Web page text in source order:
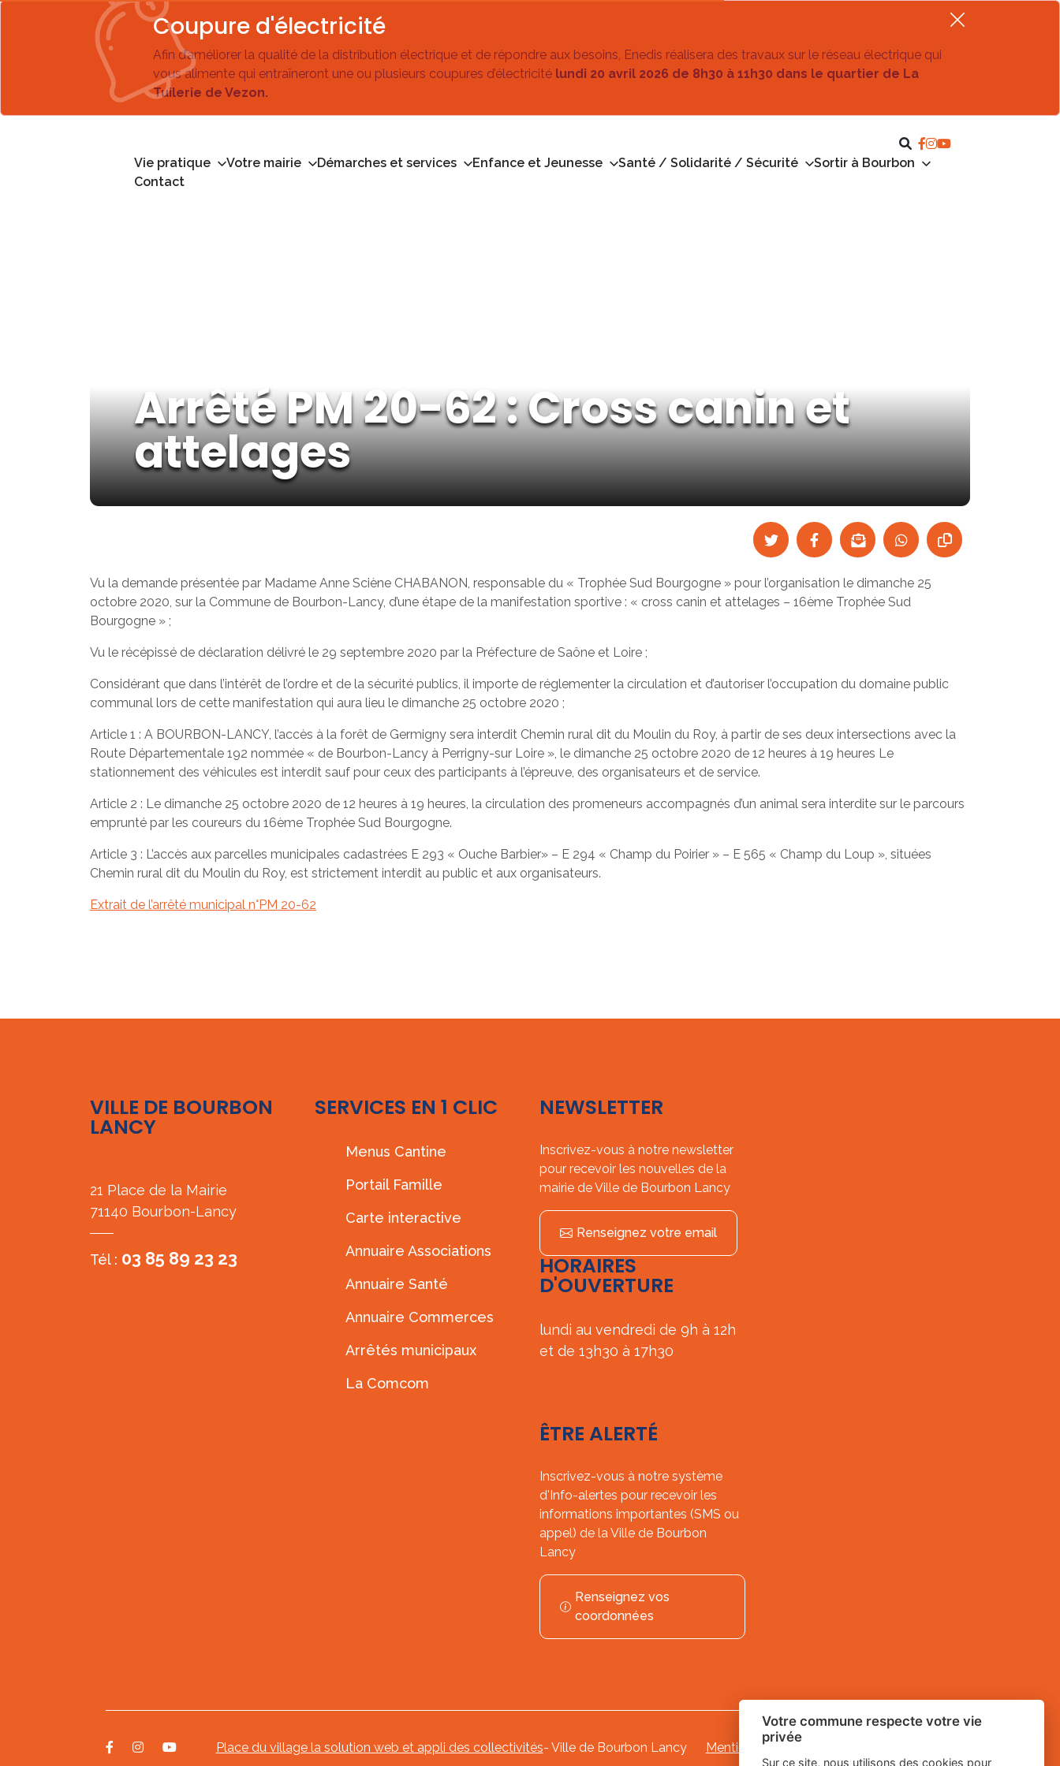
Coupure d'électricité
Afin d’améliorer la qualité de la distribution électrique et de répondre aux besoins, Enedis réalisera des travaux sur le réseau électrique qui
vous alimente qui entraîneront une ou plusieurs coupures d’électricité lundi 20 avril 2026 de 8h30 à 11h30 dans le quartier de La
Tuilerie de Vezon.
Vie pratique Votre mairie Démarches et services Enfance et Jeunesse Santé / Solidarité / Sécurité
Sortir à Bourbon
Contact
Arrêté PM 20-62 : Cross canin et
attelages
Vu la demande présentée par Madame Anne Sciène CHABANON, responsable du « Trophée Sud Bourgogne » pour l’organisation le dimanche 25
octobre 2020, sur la Commune de Bourbon-Lancy, d’une étape de la manifestation sportive : « cross canin et attelages – 16ème Trophée Sud
Bourgogne » ;
Vu le récépissé de déclaration délivré le 29 septembre 2020 par la Préfecture de Saône et Loire ;
Considérant que dans l’intérêt de l’ordre et de la sécurité publics, il importe de réglementer la circulation et d’autoriser l’occupation du domaine public
communal lors de cette manifestation qui aura lieu le dimanche 25 octobre 2020 ;
Article 1 : A BOURBON-LANCY, l’accès à la forêt de Germigny sera interdit Chemin rural dit du Moulin du Roy, à partir de ses deux intersections avec la
Route Départementale 192 nommée « de Bourbon-Lancy à Perrigny-sur Loire », le dimanche 25 octobre 2020 de 12 heures à 19 heures Le
stationnement des véhicules est interdit sauf pour ceux des participants à l’épreuve, des organisateurs et de service.
Article 2 : Le dimanche 25 octobre 2020 de 12 heures à 19 heures, la circulation des promeneurs accompagnés d’un animal sera interdite sur le parcours
emprunté par les coureurs du 16ème Trophée Sud Bourgogne.
Article 3 : L’accès aux parcelles municipales cadastrées E 293 « Ouche Barbier» – E 294 « Champ du Poirier » – E 565 « Champ du Loup », situées
Chemin rural dit du Moulin du Roy, est strictement interdit au public et aux organisateurs.
Extrait de l’arrêté municipal n°PM 20-62
VILLE DE BOURBON
LANCY
21 Place de la Mairie
71140 Bourbon-Lancy
Tél : 03 85 89 23 23
SERVICES EN 1 CLIC
Menus Cantine
Portail Famille
Carte interactive
Annuaire Associations
Annuaire Santé
Annuaire Commerces
Arrêtés municipaux
La Comcom
NEWSLETTER
Inscrivez-vous à notre newsletter
pour recevoir les nouvelles de la
mairie de Ville de Bourbon Lancy
Renseignez votre email
HORAIRES
D'OUVERTURE
lundi au vendredi de 9h à 12h
et de 13h30 à 17h30
ÊTRE ALERTÉ
Inscrivez-vous à notre système
d'Info-alertes pour recevoir les
informations importantes (SMS ou
appel) de la Ville de Bourbon
Lancy
Renseignez vos
coordonnées
Place du village la solution web et appli des collectivités- Ville de Bourbon Lancy Mentions légales
Votre commune respecte votre vie
privée
Sur ce site, nous utilisons des cookies pour